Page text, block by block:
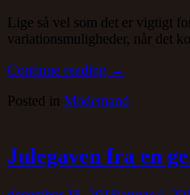
Lige så vel som det er vigtigt
variationsmuligheder, når det
Continue reading “Sæt
personligt
din
beklædning
→
Posted in Modemand
Julegaven fra en